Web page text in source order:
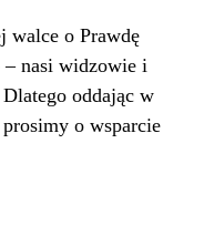
walce o Prawdę
– nasi widzowie i
oddając w
o wsparcie